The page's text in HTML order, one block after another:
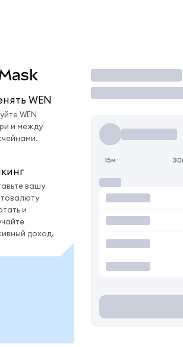
WEN
WEN
и между
вашу
и
доход.
Торговать
15м